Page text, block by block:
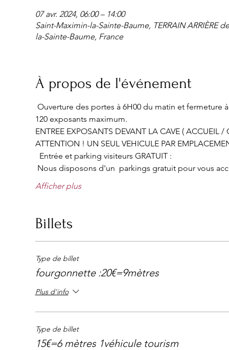
07 avr. 2024, 06:00 – 14:00
Saint-Maximin-la-Sainte-Baume, TERRAIN ARRIÈRE
la-Sainte-Baume, France
À propos de l'événement
Ouverture des portes à 6H00 du matin et fermeture
120 exposants maximum.
ENTREE EXPOSANTS DEVANT LA CAVE ( ACCUEIL /
ATTENTION ! UN SEUL VEHICULE PAR
Entrée et parking visiteurs GRATUIT :
Nous disposons d'un  parkings gratuit pour vous
Afficher plus
Billets
Type de billet
fourgonnette :20€=9mètres
Plus d'info
Type de billet
15€=6 mètres 1véhicule tourism